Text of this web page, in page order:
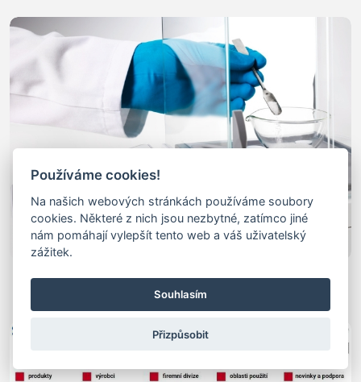
laboratorní váhy - precizní laboratorní váhy
Používáme cookies!
Na našich webových stránkách používáme soubory
cookies. Některé z nich jsou nezbytné, zatímco jiné
nám pomáhají vylepšít tento web a váš uživatelský
zážitek.
Souhlasím
Přizpůsobit